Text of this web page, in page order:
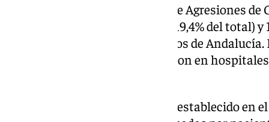
Según el Registro Informático de Agresiones
total de 362 agresiones físicas (19,4% del total)
de los centros sanitarios públicos de
registradas, 1.866, el 47,48% fueron en
Cabe destacar que, siguiendo lo establecido en